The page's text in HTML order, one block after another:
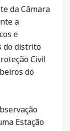
da Câmara
a
e
do distrito
Civil
do
Estação